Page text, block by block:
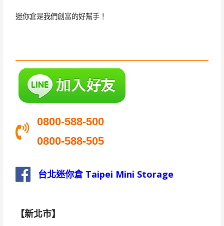
迷你倉是我們創富的好幫手！
0800-588-500
0800-588-505
台北迷你倉 Taipei Mini Storage
【新北市】